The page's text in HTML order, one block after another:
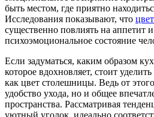
быть местом, где приятно
Исследования показывают, что
существенно повлиять на аппетит
психоэмоциональное состояние
Если задуматься, каким образом
которое вдохновляет, стоит
как цвет столешницы. Ведь от
удобство ухода, но и общее
пространства. Рассматривая